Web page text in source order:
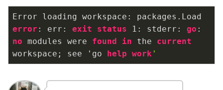
error : err: exit status 1 : stderr: go
no modules were found in the current
workspace; see 'go
help work '